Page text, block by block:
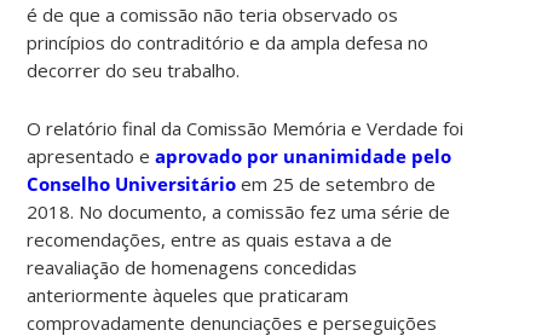
é de que a comissão não teria observado os
princípios do contraditório e da ampla defesa no
decorrer do seu trabalho.
O relatório final da Comissão Memória e Verdade foi
apresentado e aprovado por unanimidade pelo
Conselho Universitário em 25 de setembro de
2018. No documento, a comissão fez uma série de
recomendações, entre as quais estava a de
reavaliação de homenagens concedidas
anteriormente àqueles que praticaram
comprovadamente denunciações e perseguições